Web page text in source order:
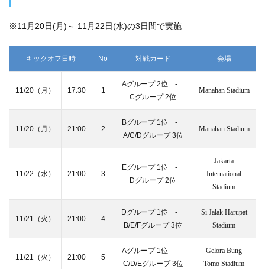
※11月20日(月)～ 11月22日(水)の3日間で実施
キックオフ日時 No 対戦カード 会場
11/20（月） 17:30 1
Aグループ 2位 ‐
Cグループ 2位
Manahan Stadium
11/20（月） 21:00 2
Bグループ 1位 ‐
A/C/Dグループ 3位
Manahan Stadium
11/22（水） 21:00 3
Eグループ 1位 ‐
Dグループ 2位
Jakarta
International
Stadium
11/21（火） 21:00 4
Dグループ 1位 ‐
B/E/Fグループ 3位
Si Jalak Harupat
Stadium
11/21（火） 21:00 5
Aグループ 1位 ‐
C/D/Eグループ 3位
Gelora Bung
Tomo Stadium